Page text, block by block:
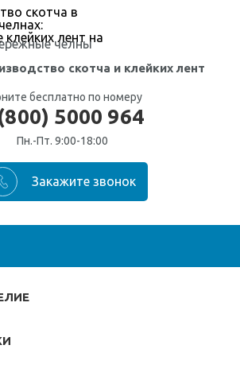
челны
скотча и клейких лент
бесплатно по номеру
5000 964
Пн.-Пт. 9:00-18:00